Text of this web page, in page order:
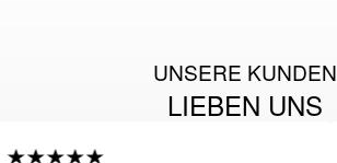
UNSERE KUNDEN
LIEBEN UNS